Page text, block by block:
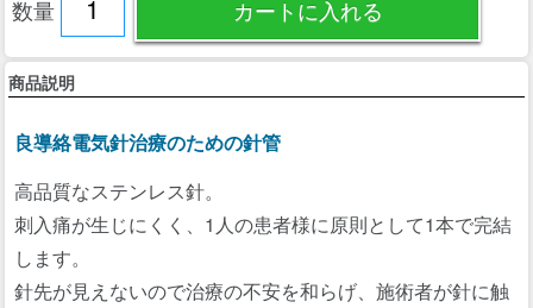
数量
商品説明
良導絡電気針治療のための針管
高品質なステンレス針。
刺入痛が生じにくく、1人の患者様に原則として1本で完結
します。
針先が見えないので治療の不安を和らげ、施術者が針に触